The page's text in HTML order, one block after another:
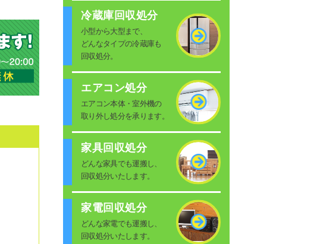
冷蔵庫回収処分
小型から大型まで、
どんなタイプの冷蔵庫も
回収処分。
エアコン処分
エアコン本体・室外機の
取り外し処分を承ります。
家具回収処分
どんな家具でも運搬し、
回収処分いたします。
家電回収処分
どんな家電でも運搬し、
回収処分いたします。